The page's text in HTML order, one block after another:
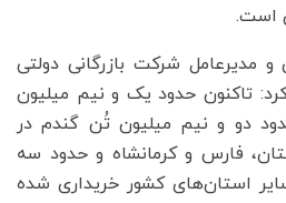
است.
و مدیرعامل شرکت بازرگانی دولتی
تاکنون حدود یک و نیم میلیون
دو و نیم میلیون تُن گندم در
فارس و کرمانشاه و حدود سه
استان‌های کشور خریداری شده